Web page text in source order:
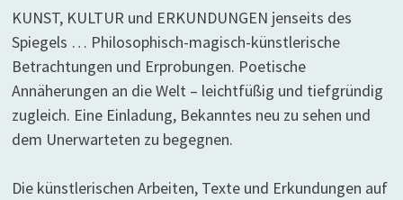
KUNST, KULTUR und ERKUNDUNGEN jenseits des
Spiegels … Philosophisch-magisch-künstlerische
Betrachtungen und Erprobungen. Poetische
Annäherungen an die Welt – leichtfüßig und tiefgründig
zugleich. Eine Einladung, Bekanntes neu zu sehen und
dem Unerwarteten zu begegnen.
Die künstlerischen Arbeiten, Texte und Erkundungen auf